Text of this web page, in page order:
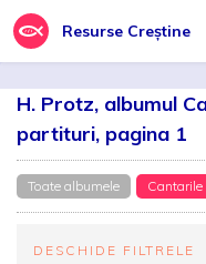
Resurse Creștine
H. Protz, albumul
partituri, pagina 1
Toate albumele Cantarile
DESCHIDE FILTRELE